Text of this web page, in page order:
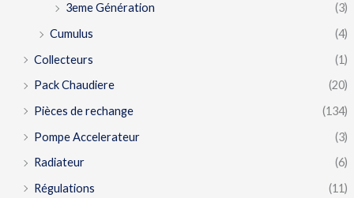
3eme Génération
(3)
Cumulus
(4)
Collecteurs
(1)
Pack Chaudiere
(20)
Pièces de rechange
(134)
Pompe Accelerateur
(3)
Radiateur
(6)
Régulations
(11)